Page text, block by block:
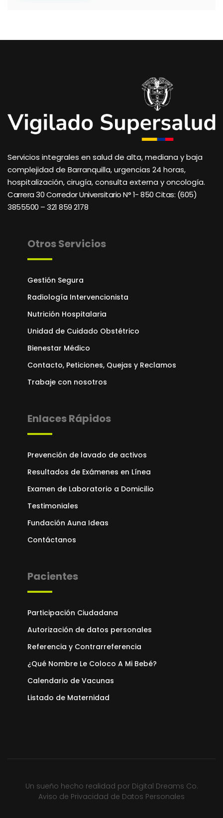
Servicios integrales en salud de alta, mediana y baja
complejidad de Barranquilla, urgencias 24 horas,
hospitalización, cirugía, consulta externa y oncología.
Carrera 30 Corredor Universitario N° 1- 850 Citas: (605)
3855500 – 321 859 2178
Otros Servicios
Gestión Segura
Radiología Intervencionista
Nutrición Hospitalaria
Unidad de Cuidado Obstétrico
Bienestar Médico
Contacto, Peticiones, Quejas y Reclamos
Trabaje con nosotros
Enlaces Rápidos
Prevención de lavado de activos
Resultados de Exámenes en Línea
Examen de Laboratorio a Domicilio
Testimoniales
Fundación Auna Ideas
Contáctanos
Pacientes
Participación Ciudadana
Autorización de datos personales
Referencia y Contrarreferencia
¿Qué Nombre Le Coloco A Mi Bebé?
Calendario de Vacunas
Listado de Maternidad
Un sueño hecho realidad por Digital Dreams Co.
Aviso de Privacidad de Datos Personales